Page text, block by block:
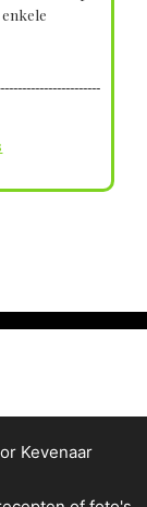
Kevenaar